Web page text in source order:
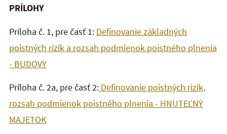
PRÍLOHY
Príloha č. 1, pre časť 1: Definovanie základných
poistných rizík a rozsah podmienok poistného plnenia
- BUDOVY
Príloha č. 2a, pre časť 2: Definovanie poistných rizík,
rozsah podmienok poistného plnenia - HNUTEĽNÝ
MAJETOK